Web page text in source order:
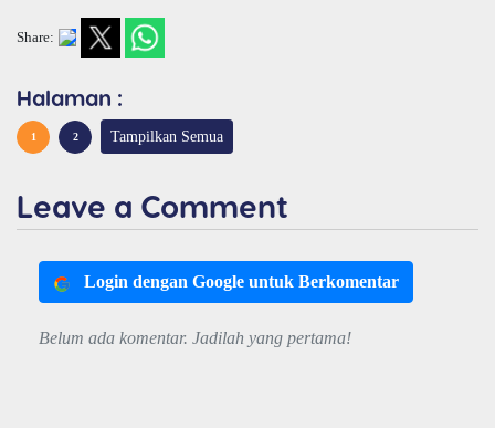
Share:
Halaman :
1 2 Tampilkan Semua
Leave a Comment
Login dengan Google untuk Berkomentar
Belum ada komentar. Jadilah yang pertama!